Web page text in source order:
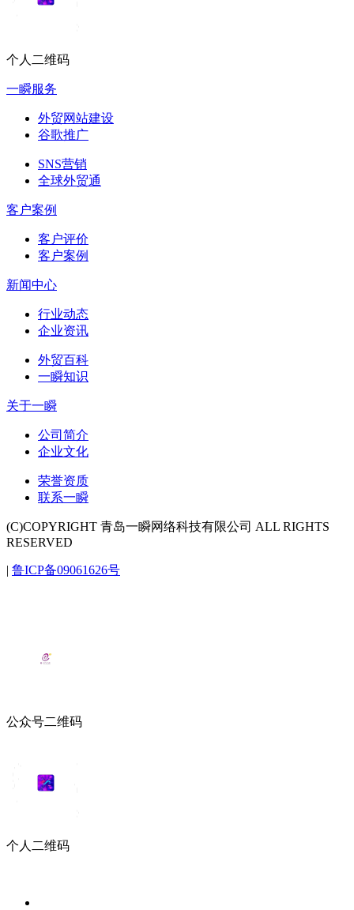
个人二维码
一瞬服务
外贸网站建设
谷歌推广
SNS营销
全球外贸通
客户案例
客户评价
客户案例
新闻中心
行业动态
企业资讯
外贸百科
一瞬知识
关于一瞬
公司简介
企业文化
荣誉资质
联系一瞬
(C)COPYRIGHT 青岛一瞬网络科技有限公司 ALL RIGHTS
RESERVED
| 鲁ICP备09061626号
公众号二维码
个人二维码